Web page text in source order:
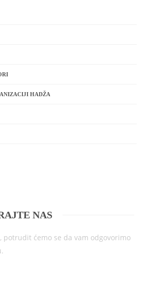
HADŽA
NAS
potrudit ćemo se da vam odgovorimo